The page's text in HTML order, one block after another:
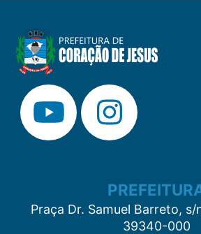
Praça Dr. Samuel Barreto, s/
39340-000